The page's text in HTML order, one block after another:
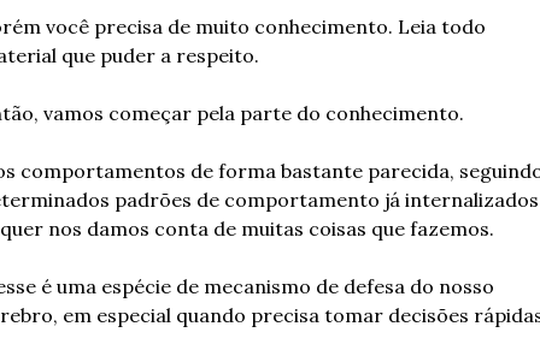
você precisa de muito conhecimento. Leia todo
que puder a respeito.
vamos começar pela parte do conhecimento.
comportamentos de forma bastante parecida,
padrões de comportamento já
nos damos conta de muitas coisas que fazemos.
é uma espécie de mecanismo de defesa do nosso
em especial quando precisa tomar decisões